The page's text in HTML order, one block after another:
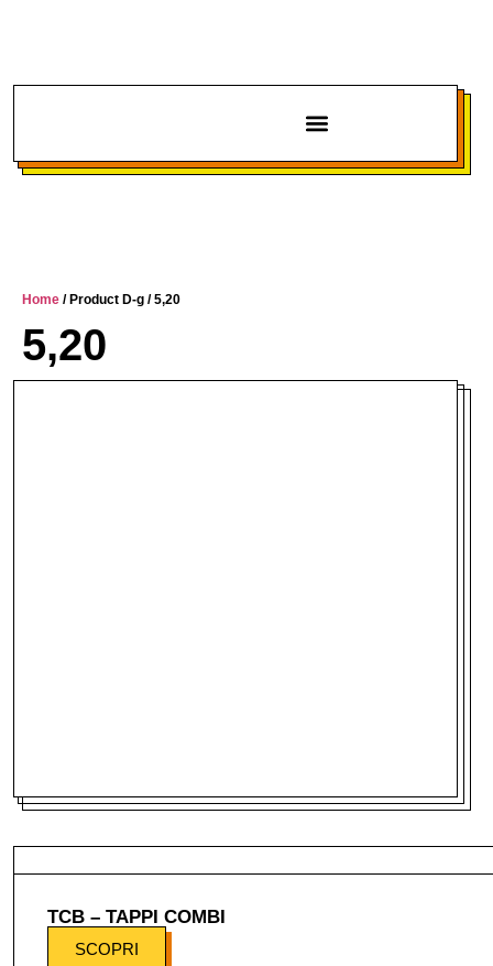
Home / Product D-g / 5,20
5,20
TCB – TAPPI COMBI
SCOPRI